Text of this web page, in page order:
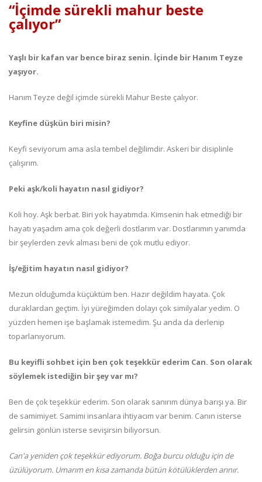
“İçimde sürekli mahur beste
çalıyor”
Yaşlı bir kafan var bence biraz senin. İçinde bir Hanım Teyze
yaşıyor.
Hanım Teyze değil içimde sürekli Mahur Beste çalıyor.
Keyfine düşkün biri misin?
Keyfi seviyorum ama asla tembel değilimdir. Askeri bir disiplinle
çalışırım.
Peki aşk/koli hayatın nasıl gidiyor?
Koli hoy. Aşk berbat. Biri yok hayatımda. Kimsenin hak etmediği bir
hayatı yaşadım ama çok değerli dostlarım var. Dostlarımın yanımda
bir şeylerden zevk alması beni de çok mutlu ediyor.
İş/eğitim hayatın nasıl gidiyor?
Mezun olduğumda küçüktüm ben. Hazır değildim hayata. Çok
duraklardan geçtim. İyi yüreğimden dolayı çok similyalar yedim. O
yüzden hemen işe başlamak istemedim. Şu anda da derlenip
toparlanıyorum.
Bu keyifli sohbet için ben çok teşekkür ederim Can. Son olarak
söylemek istediğin bir şey var mı?
Ben de çok teşekkür ederim. Son olarak sanırım dünya barışı ya. Bir
de samimiyet. Samimi insanlara ihtiyacım var benim. Canın isterse
gelirsin gönlün isterse sevişirsin biliyorsun.
Can'a yeniden çok teşekkür ediyorum. Boğa burcu olduğu için de
üzülüyorum. Umarım en kısa zamanda bütün kötülüklerden arınır.